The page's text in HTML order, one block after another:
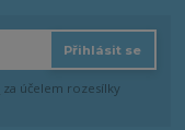
Přihlásit se
za účelem rozesílky